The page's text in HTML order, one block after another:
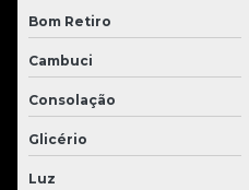
Bom Retiro
Cambuci
Consolação
Glicério
Luz